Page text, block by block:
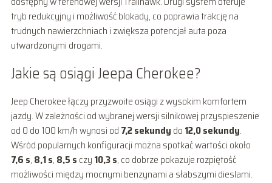
tryb redukcyjny i możliwość blokady, co poprawia trakcję na
trudnych nawierzchniach i zwiększa potencjał auta poza
utwardzonymi drogami.
Jakie są osiągi Jeepa Cherokee?
Jeep Cherokee łączy przyzwoite osiągi z wysokim komfortem
jazdy. W zależności od wybranej wersji silnikowej przyspieszenie
od 0 do 100 km/h wynosi od 7,2 sekundy do 12,0 sekundy.
Wśród popularnych konfiguracji można spotkać wartości około
7,6 s, 8,1 s, 8,5 s czy 10,3 s, co dobrze pokazuje rozpiętość
możliwości między mocnymi benzynami a słabszymi dieslami.